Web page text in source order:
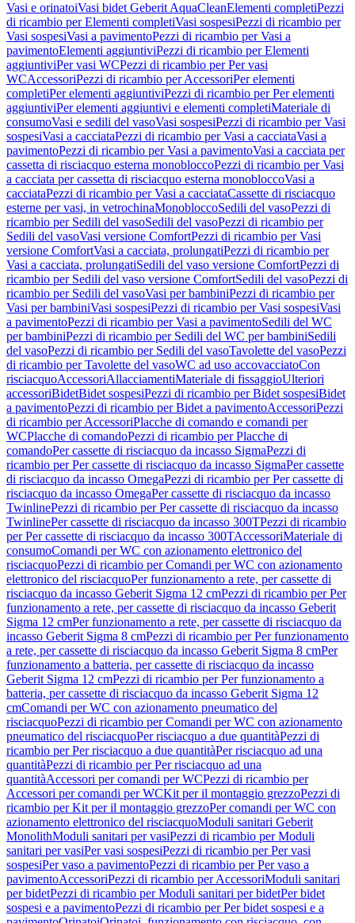
Vasi e orinatoiVasi bidet Geberit AquaCleanElementi completiPezzi
di ricambio per Elementi completiVasi sospesiPezzi di ricambio per
Vasi sospesiVasi a pavimentoPezzi di ricambio per Vasi a
pavimentoElementi aggiuntiviPezzi di ricambio per Elementi
aggiuntiviPer vasi WCPezzi di ricambio per Per vasi
WCAccessoriPezzi di ricambio per AccessoriPer elementi
completiPer elementi aggiuntiviPezzi di ricambio per Per elementi
aggiuntiviPer elementi aggiuntivi e elementi completiMateriale di
consumoVasi e sedili del vasoVasi sospesiPezzi di ricambio per Vasi
sospesiVasi a cacciataPezzi di ricambio per Vasi a cacciataVasi a
pavimentoPezzi di ricambio per Vasi a pavimentoVasi a cacciata per
cassetta di risciacquo esterna monobloccoPezzi di ricambio per Vasi
a cacciata per cassetta di risciacquo esterna monobloccoVasi a
cacciataPezzi di ricambio per Vasi a cacciataCassette di risciacquo
esterne per vasi, in vetrochinaMonobloccoSedili del vasoPezzi di
ricambio per Sedili del vasoSedili del vasoPezzi di ricambio per
Sedili del vasoVasi versione ComfortPezzi di ricambio per Vasi
versione ComfortVasi a cacciata, prolungatiPezzi di ricambio per
Vasi a cacciata, prolungatiSedili del vaso versione ComfortPezzi di
ricambio per Sedili del vaso versione ComfortSedili del vasoPezzi di
ricambio per Sedili del vasoVasi per bambiniPezzi di ricambio per
Vasi per bambiniVasi sospesiPezzi di ricambio per Vasi sospesiVasi
a pavimentoPezzi di ricambio per Vasi a pavimentoSedili del WC
per bambiniPezzi di ricambio per Sedili del WC per bambiniSedili
del vasoPezzi di ricambio per Sedili del vasoTavolette del vasoPezzi
di ricambio per Tavolette del vasoWC ad uso accovacciatoCon
risciacquoAccessoriAllacciamentiMateriale di fissaggioUlteriori
accessoriBidetBidet sospesiPezzi di ricambio per Bidet sospesiBidet
a pavimentoPezzi di ricambio per Bidet a pavimentoAccessoriPezzi
di ricambio per AccessoriPlacche di comando e comandi per
WCPlacche di comandoPezzi di ricambio per Placche di
comandoPer cassette di risciacquo da incasso SigmaPezzi di
ricambio per Per cassette di risciacquo da incasso SigmaPer cassette
di risciacquo da incasso OmegaPezzi di ricambio per Per cassette di
risciacquo da incasso OmegaPer cassette di risciacquo da incasso
TwinlinePezzi di ricambio per Per cassette di risciacquo da incasso
TwinlinePer cassette di risciacquo da incasso 300TPezzi di ricambio
per Per cassette di risciacquo da incasso 300TAccessoriMateriale di
consumoComandi per WC con azionamento elettronico del
risciacquoPezzi di ricambio per Comandi per WC con azionamento
elettronico del risciacquoPer funzionamento a rete, per cassette di
risciacquo da incasso Geberit Sigma 12 cmPezzi di ricambio per Per
funzionamento a rete, per cassette di risciacquo da incasso Geberit
Sigma 12 cmPer funzionamento a rete, per cassette di risciacquo da
incasso Geberit Sigma 8 cmPezzi di ricambio per Per funzionamento
a rete, per cassette di risciacquo da incasso Geberit Sigma 8 cmPer
funzionamento a batteria, per cassette di risciacquo da incasso
Geberit Sigma 12 cmPezzi di ricambio per Per funzionamento a
batteria, per cassette di risciacquo da incasso Geberit Sigma 12
cmComandi per WC con azionamento pneumatico del
risciacquoPezzi di ricambio per Comandi per WC con azionamento
pneumatico del risciacquoPer risciacquo a due quantitàPezzi di
ricambio per Per risciacquo a due quantitàPer risciacquo ad una
quantitàPezzi di ricambio per Per risciacquo ad una
quantitàAccessori per comandi per WCPezzi di ricambio per
Accessori per comandi per WCKit per il montaggio grezzoPezzi di
ricambio per Kit per il montaggio grezzoPer comandi per WC con
azionamento elettronico del risciacquoModuli sanitari Geberit
MonolithModuli sanitari per vasiPezzi di ricambio per Moduli
sanitari per vasiPer vasi sospesiPezzi di ricambio per Per vasi
sospesiPer vaso a pavimentoPezzi di ricambio per Per vaso a
pavimentoAccessoriPezzi di ricambio per AccessoriModuli sanitari
per bidetPezzi di ricambio per Moduli sanitari per bidetPer bidet
sospesi e a pavimentoPezzi di ricambio per Per bidet sospesi e a